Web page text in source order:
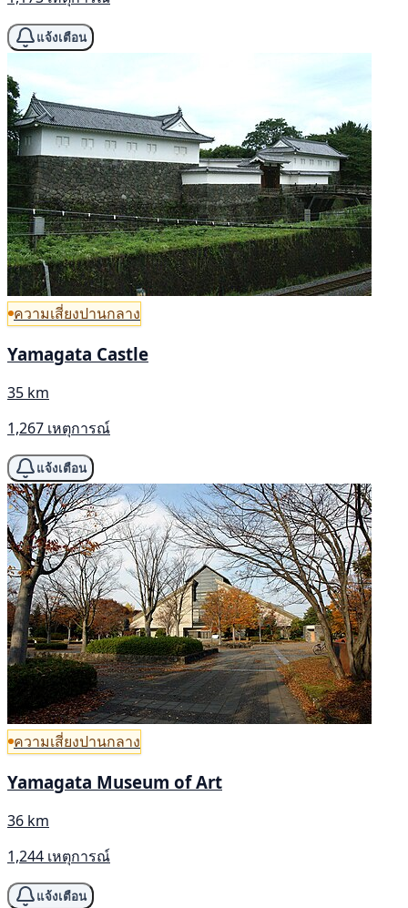
แจ้งเตือน
ความเสี่ยงปานกลาง
Yamagata Castle
35 km
1,267 เหตุการณ์
แจ้งเตือน
ความเสี่ยงปานกลาง
Yamagata Museum of Art
36 km
1,244 เหตุการณ์
แจ้งเตือน